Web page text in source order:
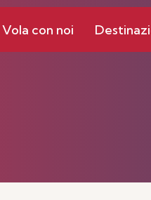
Vola con noi